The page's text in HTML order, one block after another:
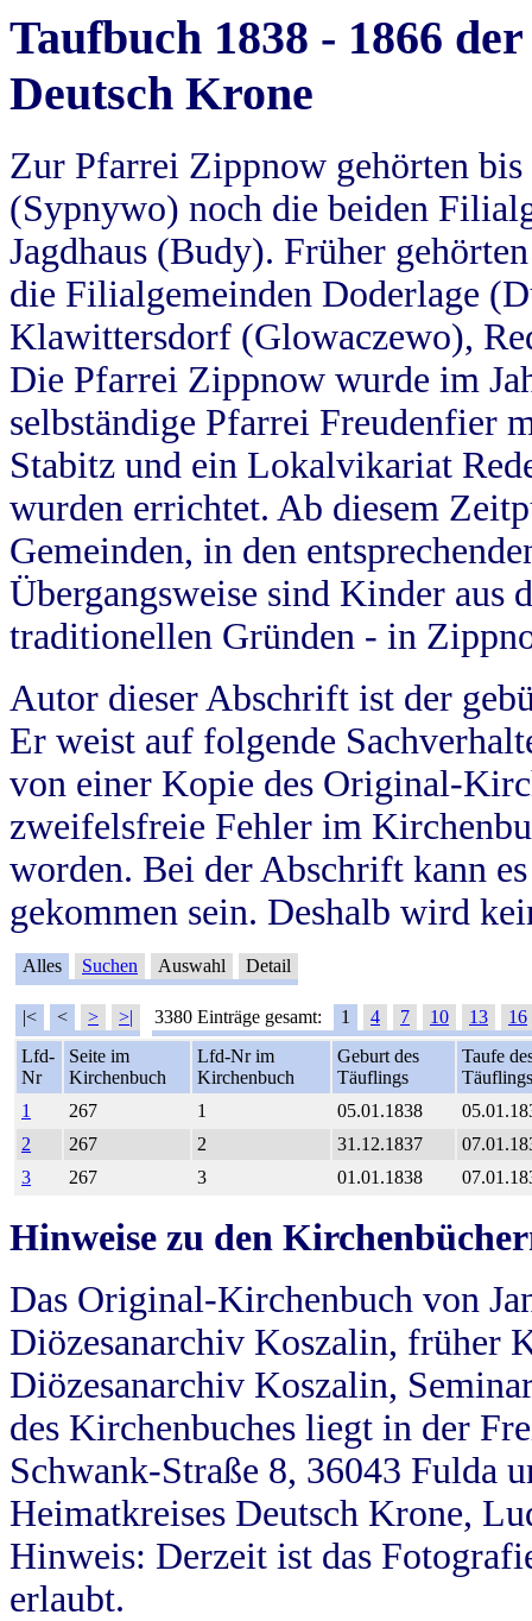
Taufbuch 1838 - 1866
Deutsch Krone
Zur Pfarrei Zippnow gehörten
(Sypnywo) noch die beiden
Jagdhaus (Budy). Früher
die Filialgemeinden Doderlage
Klawittersdorf (Glowaczewo),
Die Pfarrei Zippnow wurde im
selbständige Pfarrei Freudenfier
Stabitz und ein Lokalvikariat
wurden errichtet. Ab diesem
Gemeinden, in den
Übergangsweise sind Kinder aus
traditionellen Gründen - in
Autor dieser Abschrift ist der
Er weist auf folgende
von einer Kopie des Original-
zweifelsfreie Fehler im
worden. Bei der Abschrift kann
gekommen sein. Deshalb wird
Alles Suchen Auswahl Detail
|< < > >| 3380 Einträge gesamt: 1 4 7 10 13
16
Lfd-
Nr
Seite im
Kirchenbuch
Lfd-Nr im
Kirchenbuch
Geburt des
Täuflings
Taufe
Täuflings
1
267 1 05.01.1838
2
267 2 31.12.1837
3
267 3 01.01.1838
Hinweise zu den
Das Original-Kirchenbuch von
Diözesanarchiv Koszalin, früher
Diözesanarchiv Koszalin,
des Kirchenbuches liegt in der
Schwank-Straße 8, 36043 Fulda
Heimatkreises Deutsch Krone,
Hinweis: Derzeit ist das
erlaubt.